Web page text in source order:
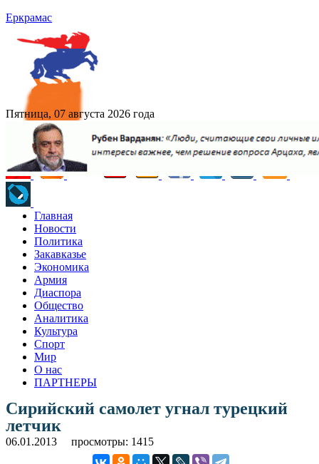
Еркрамас
Пятница, 07 августа 2026 года
Главная
Новости
Политика
Закавказье
Экономика
Армия
Диаспора
Общество
Аналитика
Культура
Спорт
Мир
О нас
ПАРТНЕРЫ
Сирийский самолет угнал турецкий
летчик
06.01.2013 просмотры: 1415